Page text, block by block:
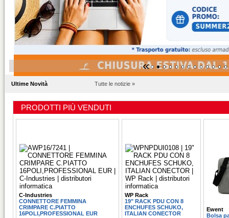
«
Ultime Novità Tutte le notizie »
PRODOTTI PIÙ VENDUTI
C-Industries
CONNETTORE FEMMINA
CRIMPARE C.PIATTO
16POLI,PROFESSIONAL EUR
WP Rack
19" RACK PDU CON 8
ENCHUFES SCHUKO,
ITALIAN CONECTOR
Ewent
Bolsa